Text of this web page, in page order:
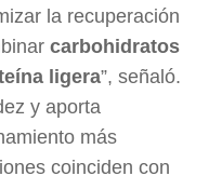
la recuperación
carbohidratos
ligera”, señaló.
y aporta
más
coinciden con